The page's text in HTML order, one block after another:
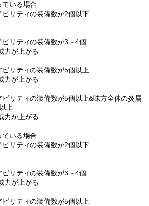
ている場合
ビリティの装備数が2個以下
ビリティの装備数が3～4個
力が上がる
ビリティの装備数が5個以上
力が上がる
ビリティの装備数が5個以上&味方全体の炎属
上
力が上がる
ている場合
ビリティの装備数が2個以下
ビリティの装備数が3～4個
力が上がる
ビリティの装備数が5個以上